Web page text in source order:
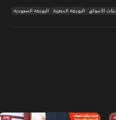
الأسواق البورصة المصرية
البورصة السعودية